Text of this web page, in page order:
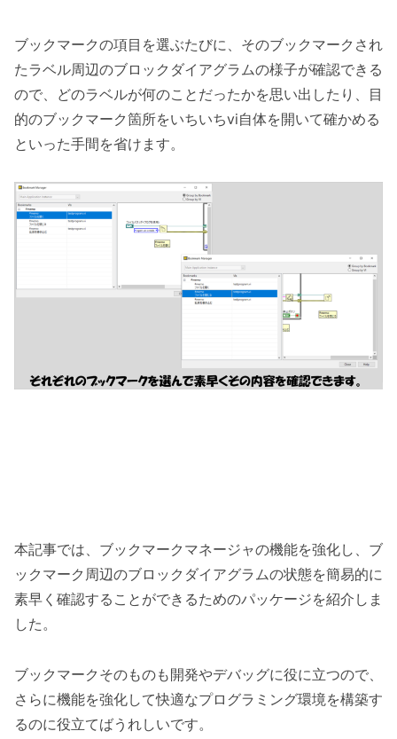
ブックマークの項目を選ぶたびに、そのブックマークされ
たラベル周辺のブロックダイアグラムの様子が確認できる
ので、どのラベルが何のことだったかを思い出したり、目
的のブックマーク箇所をいちいちvi自体を開いて確かめる
といった手間を省けます。
本記事では、ブックマークマネージャの機能を強化し、ブ
ックマーク周辺のブロックダイアグラムの状態を簡易的に
素早く確認することができるためのパッケージを紹介しま
した。
ブックマークそのものも開発やデバッグに役に立つので、
さらに機能を強化して快適なプログラミング環境を構築す
るのに役立てばうれしいです。